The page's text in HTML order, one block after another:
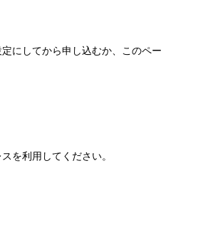
にしてから申し込むか、このペー
を利用してください。